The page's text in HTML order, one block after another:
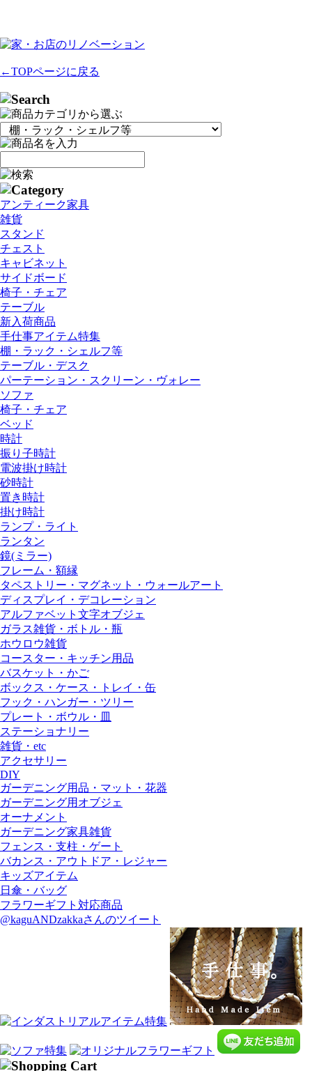
←TOPページに戻る
アンティーク家具
雑貨
スタンド
チェスト
キャビネット
サイドボード
椅子・チェア
テーブル
新入荷商品
手仕事アイテム特集
棚・ラック・シェルフ等
テーブル・デスク
パーテーション・スクリーン・ヴォレー
ソファ
椅子・チェア
ベッド
時計
振り子時計
電波掛け時計
砂時計
置き時計
掛け時計
ランプ・ライト
ランタン
鏡(ミラー)
フレーム・額縁
タペストリー・マグネット・ウォールアート
ディスプレイ・デコレーション
アルファベット文字オブジェ
ガラス雑貨・ボトル・瓶
ホウロウ雑貨
コースター・キッチン用品
バスケット・かご
ボックス・ケース・トレイ・缶
フック・ハンガー・ツリー
プレート・ボウル・皿
ステーショナリー
雑貨・etc
アクセサリー
DIY
ガーデニング用品・マット・花器
ガーデニング用オブジェ
オーナメント
ガーデニング家具雑貨
フェンス・支柱・ゲート
バカンス・アウトドア・レジャー
キッズアイテム
日傘・バッグ
フラワーギフト対応商品
@kaguANDzakkaさんのツイート